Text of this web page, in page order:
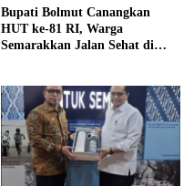
Bupati Bolmut Canangkan
HUT ke-81 RI, Warga
Semarakkan Jalan Sehat di